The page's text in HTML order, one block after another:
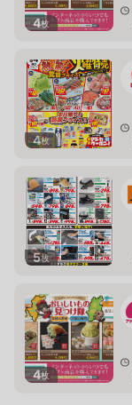
4枚
4枚
5枚
4枚